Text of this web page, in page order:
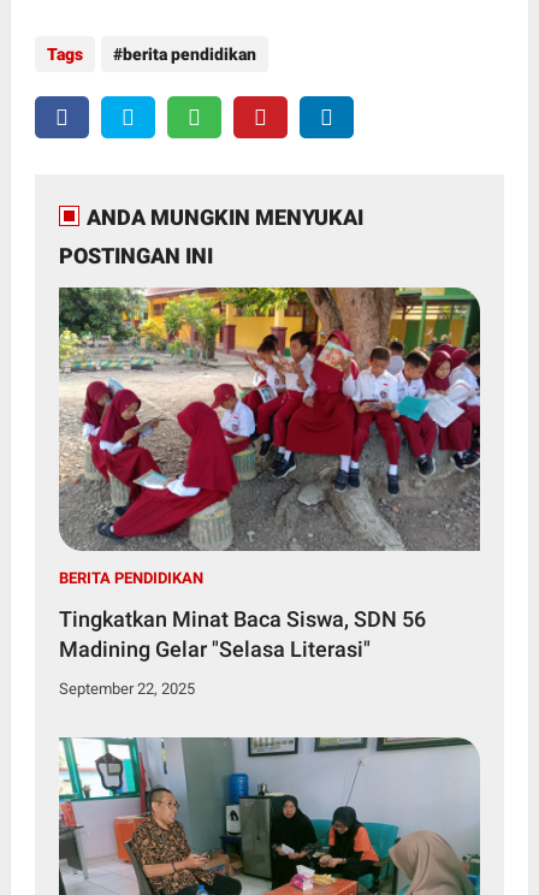
Tags berita pendidikan
ANDA MUNGKIN MENYUKAI
POSTINGAN INI
BERITA PENDIDIKAN
Tingkatkan Minat Baca Siswa, SDN 56
Madining Gelar "Selasa Literasi"
September 22, 2025